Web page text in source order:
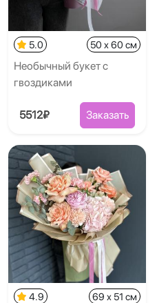
5.0 50 x 60 см
Необычный букет с
гвоздиками
5512₽ Заказать
4.9 69 x 51 см